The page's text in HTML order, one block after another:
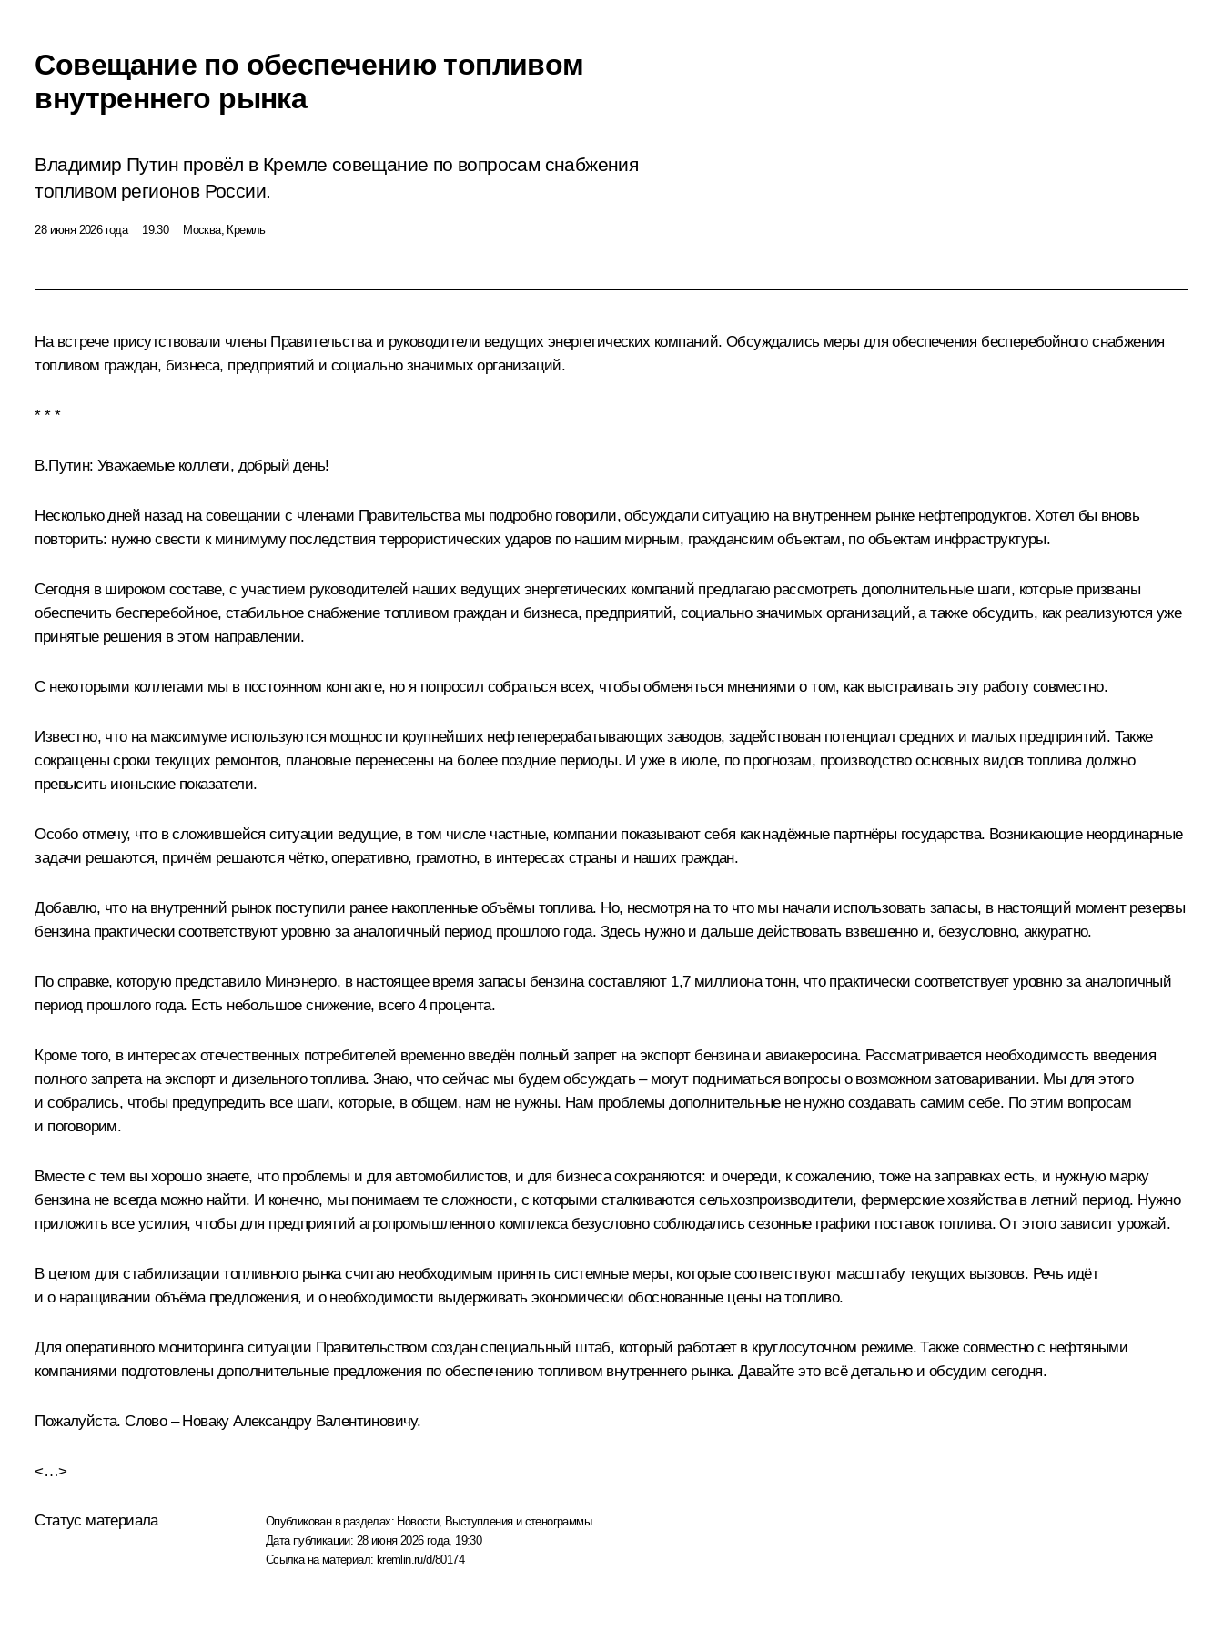
Совещание по обеспечению топливом
внутреннего рынка
Владимир Путин провёл в Кремле совещание по вопросам снабжения
топливом регионов России.
28 июня 2026 года 19:30 Москва, Кремль
На встрече присутствовали члены Правительства и руководители ведущих энергетических компаний. Обсуждались меры для обеспечения бесперебойного снабжения
топливом граждан, бизнеса, предприятий и социально значимых организаций.
* * *
В.Путин: Уважаемые коллеги, добрый день!
Несколько дней назад на совещании с членами Правительства мы подробно говорили, обсуждали ситуацию на внутреннем рынке нефтепродуктов. Хотел бы вновь
повторить: нужно свести к минимуму последствия террористических ударов по нашим мирным, гражданским объектам, по объектам инфраструктуры.
Сегодня в широком составе, с участием руководителей наших ведущих энергетических компаний предлагаю рассмотреть дополнительные шаги, которые призваны
обеспечить бесперебойное, стабильное снабжение топливом граждан и бизнеса, предприятий, социально значимых организаций, а также обсудить, как реализуются уже
принятые решения в этом направлении.
С некоторыми коллегами мы в постоянном контакте, но я попросил собраться всех, чтобы обменяться мнениями о том, как выстраивать эту работу совместно.
Известно, что на максимуме используются мощности крупнейших нефтеперерабатывающих заводов, задействован потенциал средних и малых предприятий. Также
сокращены сроки текущих ремонтов, плановые перенесены на более поздние периоды. И уже в июле, по прогнозам, производство основных видов топлива должно
превысить июньские показатели.
Особо отмечу, что в сложившейся ситуации ведущие, в том числе частные, компании показывают себя как надёжные партнёры государства. Возникающие неординарные
задачи решаются, причём решаются чётко, оперативно, грамотно, в интересах страны и наших граждан.
Добавлю, что на внутренний рынок поступили ранее накопленные объёмы топлива. Но, несмотря на то что мы начали использовать запасы, в настоящий момент резервы
бензина практически соответствуют уровню за аналогичный период прошлого года. Здесь нужно и дальше действовать взвешенно и, безусловно, аккуратно.
По справке, которую представило Минэнерго, в настоящее время запасы бензина составляют 1,7 миллиона тонн, что практически соответствует уровню за аналогичный
период прошлого года. Есть небольшое снижение, всего 4 процента.
Кроме того, в интересах отечественных потребителей временно введён полный запрет на экспорт бензина и авиакеросина. Рассматривается необходимость введения
полного запрета на экспорт и дизельного топлива. Знаю, что сейчас мы будем обсуждать – могут подниматься вопросы о возможном затоваривании. Мы для этого
и собрались, чтобы предупредить все шаги, которые, в общем, нам не нужны. Нам проблемы дополнительные не нужно создавать самим себе. По этим вопросам
и поговорим.
Вместе с тем вы хорошо знаете, что проблемы и для автомобилистов, и для бизнеса сохраняются: и очереди, к сожалению, тоже на заправках есть, и нужную марку
бензина не всегда можно найти. И конечно, мы понимаем те сложности, с которыми сталкиваются сельхозпроизводители, фермерские хозяйства в летний период. Нужно
приложить все усилия, чтобы для предприятий агропромышленного комплекса безусловно соблюдались сезонные графики поставок топлива. От этого зависит урожай.
В целом для стабилизации топливного рынка считаю необходимым принять системные меры, которые соответствуют масштабу текущих вызовов. Речь идёт
и о наращивании объёма предложения, и о необходимости выдерживать экономически обоснованные цены на топливо.
Для оперативного мониторинга ситуации Правительством создан специальный штаб, который работает в круглосуточном режиме. Также совместно с нефтяными
компаниями подготовлены дополнительные предложения по обеспечению топливом внутреннего рынка. Давайте это всё детально и обсудим сегодня.
Пожалуйста. Слово – Новаку Александру Валентиновичу.
<…>
Статус материала Опубликован в разделах: Новости, Выступления и стенограммы
Дата публикации: 28 июня 2026 года, 19:30
Ссылка на материал: kremlin.ru/d/80174